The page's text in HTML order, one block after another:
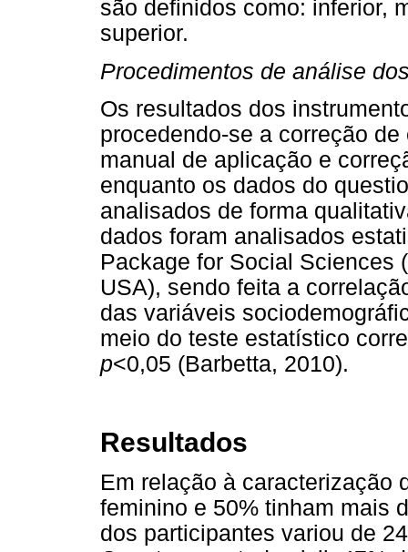
são definidos como: inferior,
superior.
Procedimentos de análise
Os resultados dos
procedendo-se a correção
manual de aplicação e
enquanto os dados do
analisados de forma
dados foram analisados
Package for Social Sciences
USA), sendo feita a
das variáveis
meio do teste estatístico
p<0,05 (Barbetta, 2010).
Resultados
Em relação à caracterização
feminino e 50% tinham mais
dos participantes variou de